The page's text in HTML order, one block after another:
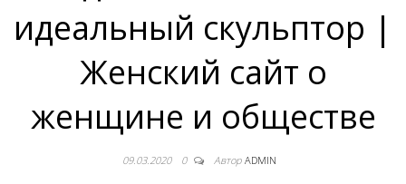
идеальный скульптор |
Женский сайт о
женщине и обществе
09.03.2020 0 Автор ADMIN